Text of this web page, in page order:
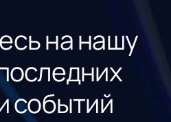
на нашу
событий